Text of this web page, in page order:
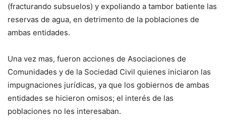
(fracturando subsuelos) y expoliando a tambor batiente las
reservas de agua, en detrimento de la poblaciones de
ambas entidades.
Una vez mas, fueron acciones de Asociaciones de
Comunidades y de la Sociedad Civil quienes iniciaron las
impugnaciones jurídicas, ya que los gobiernos de ambas
entidades se hicieron omisos; el interés de las
poblaciones no les interesaban.